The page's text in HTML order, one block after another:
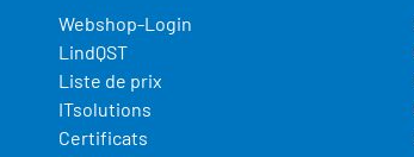
Webshop-Login
LindQST
Liste de prix
ITsolutions
Certificats